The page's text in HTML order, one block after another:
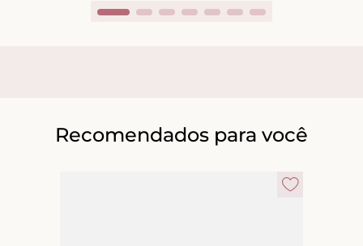
Recomendados para você